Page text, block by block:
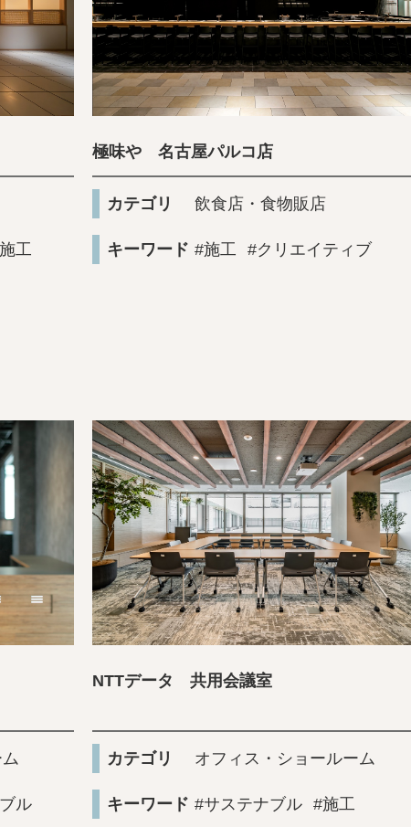
工
極味や 名古屋パルコ店
カテゴリ 飲食店・食物販店
キーワード #施工 #クリエイティブ
ル
NTTデータ 共用会議室
カテゴリ オフィス・ショールーム
キーワード #サステナブル #施工